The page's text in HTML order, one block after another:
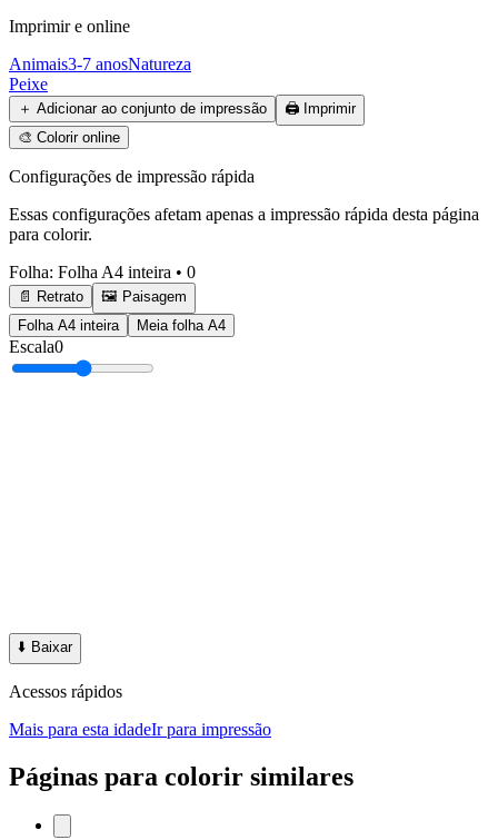
Imprimir e online
Animais3-7 anosNatureza
Peixe
＋ Adicionar ao conjunto de impressão 🖨️ Imprimir
🎨 Colorir online
Configurações de impressão rápida
Essas configurações afetam apenas a impressão rápida desta página
para colorir.
Folha: Folha A4 inteira • 0
📄 Retrato
🖼️ Paisagem
Folha A4 inteira
Meia folha A4
Escala0
⬇️ Baixar
Acessos rápidos
Mais para esta idadeIr para impressão
Páginas para colorir similares